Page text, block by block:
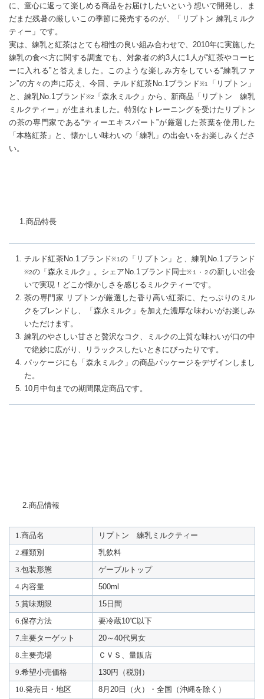
に、童心に返って楽しめる商品をお届けしたいという想いで開発し、ま
だまだ残暑の厳しいこの季節に発売するのが、「リプトン 練乳ミルク
ティー」です。
実は、練乳と紅茶はとても相性の良い組み合わせで、2010年に実施した
練乳の食べ方に関する調査でも、対象者の約3人に1人が“紅茶やコーヒ
ーに入れる”と答えました。このような楽しみ方をしている“練乳ファ
ン”の方々の声に応え、今回、チルド紅茶No.1ブランド※1
「リプトン」
と、練乳No.1ブランド※2
「森永ミルク」から、新商品「リプトン 練乳
ミルクティー」が生まれました。特別なトレーニングを受けたリプトン
の茶の専門家である“ティーエキスパート”が厳選した茶葉を使用した
「本格紅茶」と、懐かしい味わいの「練乳」の出会いをお楽しみくださ
い。
1.商品特長
チルド紅茶No.1ブランド※1の「リプトン」と、練乳No.1ブランド
※2の「森永ミルク」。シェアNo.1ブランド同士※１・２の新しい出会
いで実現！どこか懐かしさを感じるミルクティーです。
茶の専門家 リプトンが厳選した香り高い紅茶に、たっぷりのミル
クをブレンドし、「森永ミルク」を加えた濃厚な味わいがお楽しみ
いただけます。
練乳のやさしい甘さと贅沢なコク、ミルクの上質な味わいが口の中
で絶妙に広がり、リラックスしたいときにぴったりです。
パッケージにも「森永ミルク」の商品パッケージをデザインしまし
た。
10月中旬までの期間限定商品です。
2.商品情報
1.商品名
リプトン 練乳ミルクティー
2.種類別
乳飲料
3.包装形態
ゲーブルトップ
4.内容量
500ml
5.賞味期限
15日間
6.保存方法
要冷蔵10℃以下
7.主要ターゲット
20～40代男女
8.主要売場
ＣＶＳ、量販店
9.希望小売価格
130円（税別）
10.発売日・地区
8月20日（火）・全国（沖縄を除く）